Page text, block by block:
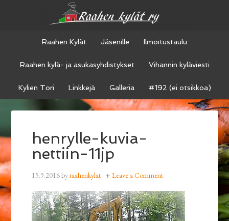
Raahen Kylät Jäsenille Ilmoitustaulu
Raahen kylä- ja asukasyhdistykset Vihannin kyläviesti
Kylien Tori Linkkejä Galleria #192 (ei otsikkoa)
henrylle-kuvia-
nettiin-11jp
15.9.2016byraahenkylat Leave a Comment